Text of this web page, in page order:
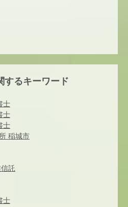
するキーワード
士
士
士
稲城市
託
士